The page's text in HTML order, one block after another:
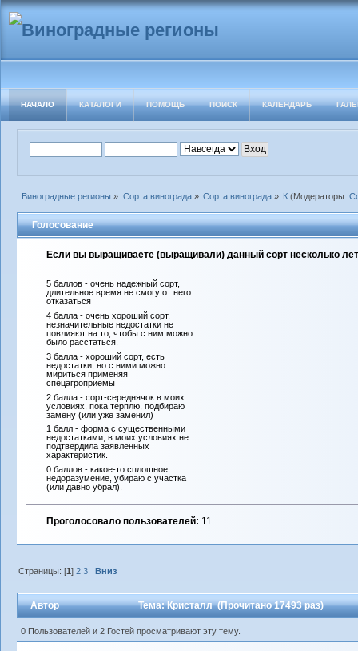
НАЧАЛО КАТАЛОГИ ПОМОЩЬ ПОИСК КАЛЕНДАРЬ
Виноградные регионы » Сорта винограда» Сорта винограда» К (Модераторы:
Голосование
Если вы выращиваете (выращивали) данный сорт несколько
5 баллов - очень надежный сорт,
длительное время не смогу от него
отказаться
4 балла - очень хороший сорт,
незначительные недостатки не
повлияют на то, чтобы с ним можно
было расстаться.
3 балла - хороший сорт, есть
недостатки, но с ними можно
мириться применяя
спецагроприемы
2 балла - сорт-середнячок в моих
условиях, пока терплю, подбираю
замену (или уже заменил)
1 балл - форма с существенными
недостатками, в моих условиях не
подтвердила заявленных
характеристик.
0 баллов - какое-то сплошное
недоразумение, убираю с участка
(или давно убрал).
Проголосовало пользователей: 11
Страницы: [1]2 3 Вниз
Автор Тема: Кристалл (Прочитано 17493 раз)
0 Пользователей и 2 Гостей просматривают эту тему.